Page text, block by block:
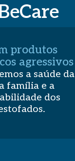
produtos
agressivos
a saúde da
família e a
dos